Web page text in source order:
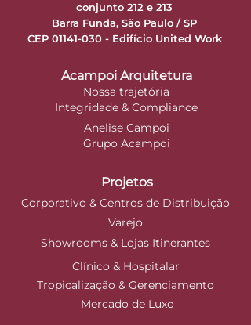
conjunto 212 e 213
Barra Funda, São Paulo / SP
CEP 01141-030 - Edifício United Work
Acampoi Arquitetura
Nossa trajetória
Integridade & Compliance
Anelise Campoi
Grupo Acampoi
Projetos
Corporativo & Centros de Distribuição
Varejo
Showrooms & Lojas Itinerantes
Clínico & Hospitalar
Tropicalização & Gerenciamento
Mercado de Luxo